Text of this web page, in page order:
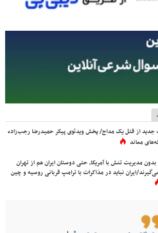
جدید از قتل یک مداح/ پخش ویدئوی پیکر حمیدرضا رجب‌زاده
معاند
مدیریت تنش با آمریکا، حتی دوستان ایران هم از تهران
ایران نباید در مذاکرات با ترامپ قربانی روسیه و چین